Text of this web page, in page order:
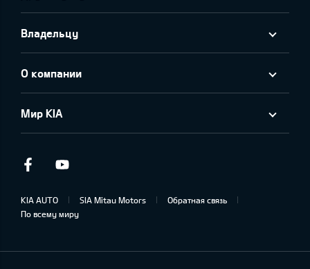
Владельцу
О компании
Мир KIA
Facebook
KIA AUTO SIA Mitau Motors
Обратная связь
По всему миру